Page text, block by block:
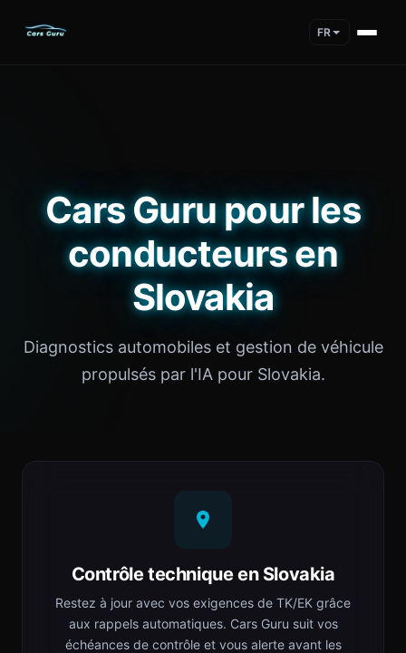
FR
Cars Guru pour les
conducteurs en
Slovakia
Diagnostics automobiles et gestion de véhicule
propulsés par l'IA pour Slovakia.
Contrôle technique en Slovakia
Restez à jour avec vos exigences de TK/EK grâce
aux rappels automatiques. Cars Guru suit vos
échéances de contrôle et vous alerte avant les